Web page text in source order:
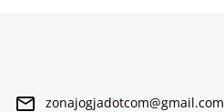
zonajogjadotcom@gmail.com